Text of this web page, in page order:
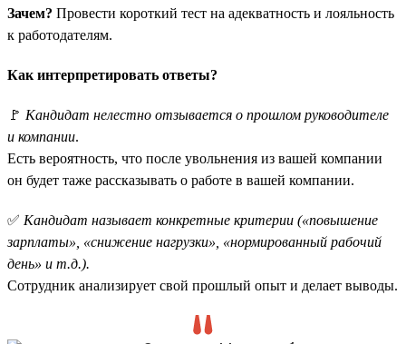
Зачем? Провести короткий тест на адекватность и лояльность
к работодателям.
Как интерпретировать ответы?
🚩 Кандидат нелестно отзывается о прошлом руководителе
и компании.
Есть вероятность, что после увольнения из вашей компании
он будет таже рассказывать о работе в вашей компании.
✅ Кандидат называет конкретные критерии («повышение
зарплаты», «снижение нагрузки», «нормированный рабочий
день» и т.д.).
Сотрудник анализирует свой прошлый опыт и делает выводы.